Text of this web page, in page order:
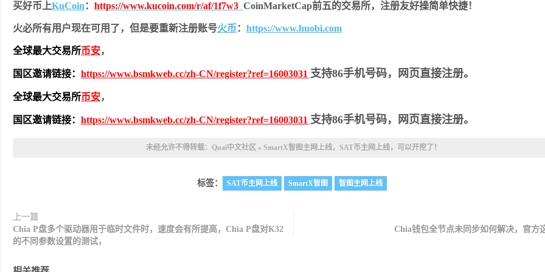
买好币上KuCoin ： https://www.kucoin.com/r/af/1f7w3 CoinMarketCap前五的交易所，注册友好操简单快捷！
火必所有用户现在可用了，但是要重新注册账号火币 ： https://www.huobi.com
全球最大交易所币安，
国区邀请链接： https://www.bsmkweb.cc/zh-CN/register?ref=16003031 支持86手机号码，网页直接注册。
全球最大交易所币安，
国区邀请链接： https://www.bsmkweb.cc/zh-CN/register?ref=16003031 支持86手机号码，网页直接注册。
未经允许不得转载： Quai中文社区» SmartX智图主网上线，SAT币主网上线，可以开挖了！
标签： SAT币主网上线 SmartX智图 智图主网上线
上一篇
Chia P盘多个驱动器用于临时文件时，速度会有所提高，Chia P盘对K32
的不同参数设置的测试，
Chia钱包全节点未同步如何解决，官方